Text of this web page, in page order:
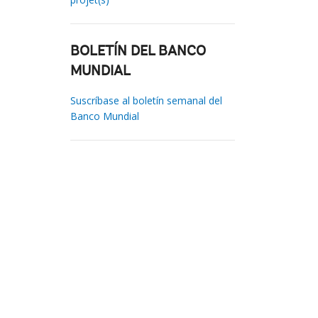
BOLETÍN DEL BANCO
MUNDIAL
Suscríbase al boletín semanal del
Banco Mundial